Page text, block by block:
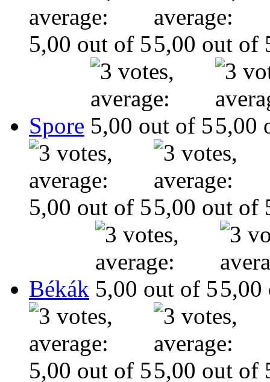
Spore
Békák